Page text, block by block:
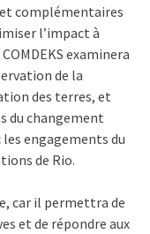
complémentaires
l’impact à
examinera
de la
des terres, et
du changement
les engagements du
de Rio.
car il permettra de
et de répondre aux